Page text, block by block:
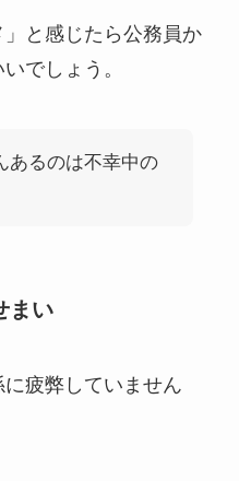
と感じたら公務員か
でしょう。
あるのは不幸中の
まい
疲弊していません